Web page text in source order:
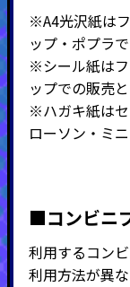
※A4光沢紙は
ップ・ポプラ
※シール紙は
ップでの販売と
※ハガキ紙は
ローソン・ミ
■コンビニ
利用するコン
利用方法が異